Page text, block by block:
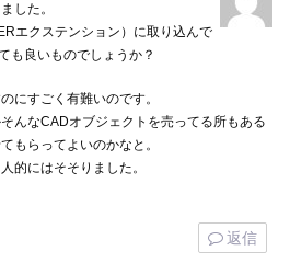
した。
エクステンション）に取り込んで
も良いものでしょうか？
にすごく有難いのです。
んなCADオブジェクトを売ってる所もある
もらってよいのかなと。
的にはそそりました。
返信